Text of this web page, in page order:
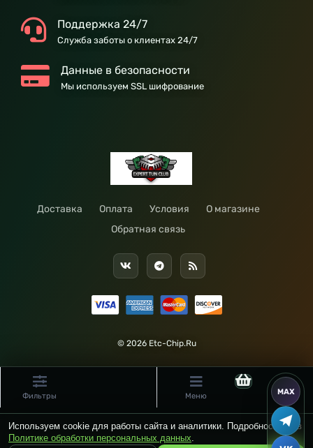
Поддержка 24/7
Служба заботы о клиентах 24/7
Данные в безопасности
Мы используем SSL шифрование
Доставка Оплата Условия
О магазине
Обратная связь
© 2026 Etc-Chip.Ru
Фильтры Меню
Используем cookie для работы сайта и аналитики. Подробности — в
Политике обработки персональных данных.